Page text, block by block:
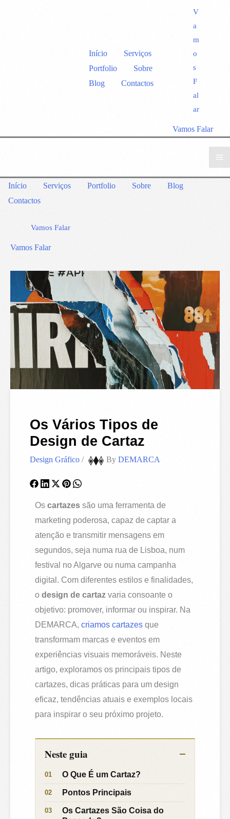
Início
Serviços
Portfolio
Sobre
Blog
Contactos
V
a
m
o
s
F
al
ar
Vamos Falar
Início Serviços Portfolio Sobre
Blog
Contactos
Vamos Falar
Vamos Falar
Os Vários Tipos de
Design de Cartaz
Design Gráfico / ByDEMARCA
Oscartazes são uma ferramenta de
marketing poderosa, capaz de captar a
atenção e transmitir mensagens em
segundos, seja numa rua de Lisboa, num
festival no Algarve ou numa campanha
digital. Com diferentes estilos e finalidades,
odesign de cartaz varia consoante o
objetivo: promover, informar ou inspirar. Na
DEMARCA,criamos cartazes que
transformam marcas e eventos em
experiências visuais memoráveis. Neste
artigo, exploramos os principais tipos de
cartazes, dicas práticas para um design
eficaz, tendências atuais e exemplos locais
para inspirar o seu próximo projeto.
Neste guia
O Que É um Cartaz?
Pontos Principais
Os Cartazes São Coisa do